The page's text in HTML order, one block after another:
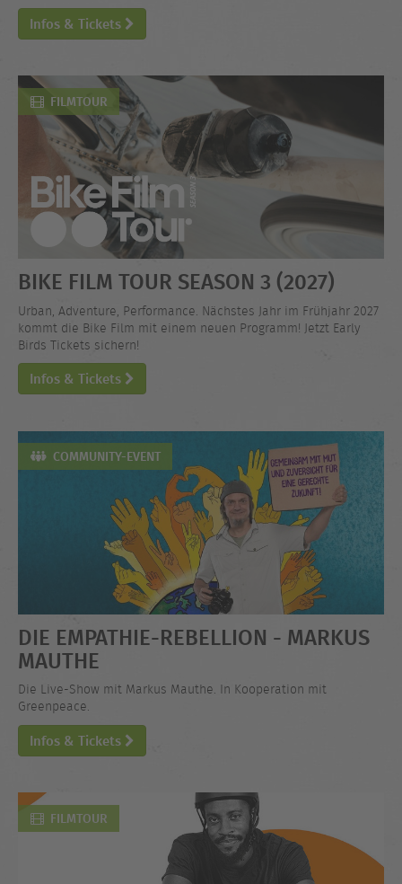
Infos & Tickets
FILMTOUR
BIKE FILM TOUR SEASON 3 (2027)
Urban, Adventure, Performance. Nächstes Jahr im Frühjahr 2027
kommt die Bike Film mit einem neuen Programm! Jetzt Early
Birds Tickets sichern!
Infos & Tickets
COMMUNITY-EVENT
DIE EMPATHIE-REBELLION - MARKUS
MAUTHE
Die Live-Show mit Markus Mauthe. In Kooperation mit
Greenpeace.
Infos & Tickets
FILMTOUR